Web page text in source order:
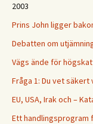
2003
Prins John ligger
Debatten om
Vägs ände för
Fråga 1: Du vet
EU, USA, Irak och –
Ett handlingsprogram